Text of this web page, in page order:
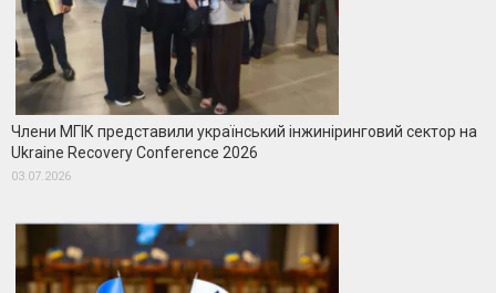
Члени МГІК представили український інжиніринговий сектор на
Ukraine Recovery Conference 2026
03.07.2026